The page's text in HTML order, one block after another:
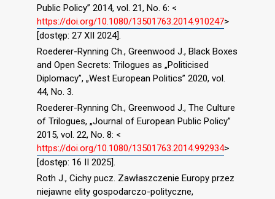
Public Policy” 2014, vol. 21, No. 6: <
https://doi.org/10.1080/13501763.2014.910247>
[dostęp: 27 XII 2024].
Roederer-Rynning Ch., Greenwood J., Black Boxes
and Open Secrets: Trilogues as „Politicised
Diplomacy”, „West European Politics” 2020, vol.
44, No. 3.
Roederer-Rynning Ch., Greenwood J., The Culture
of Trilogues, „Journal of European Public Policy”
2015, vol. 22, No. 8: <
https://doi.org/10.1080/13501763.2014.992934>
[dostęp: 16 II 2025].
Roth J., Cichy pucz. Zawłaszczenie Europy przez
niejawne elity gospodarczo-polityczne,